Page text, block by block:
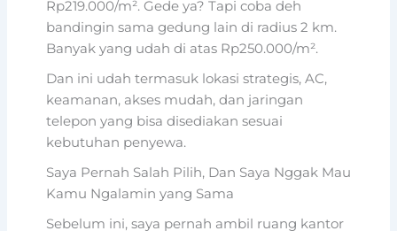
Rp219.000/m². Gede ya? Tapi coba deh
bandingin sama gedung lain di radius 2 km.
Banyak yang udah di atas Rp250.000/m².
Dan ini udah termasuk lokasi strategis, AC,
keamanan, akses mudah, dan jaringan
telepon yang bisa disediakan sesuai
kebutuhan penyewa.
Saya Pernah Salah Pilih, Dan Saya Nggak Mau
Kamu Ngalamin yang Sama
Sebelum ini, saya pernah ambil ruang kantor